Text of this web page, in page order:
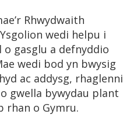
Rhwydwaith
wedi helpu i
gasglu a defnyddio
wedi bod yn bwysig
ac addysg, rhaglenni
gwella bywydau plant
rhan o Gymru.